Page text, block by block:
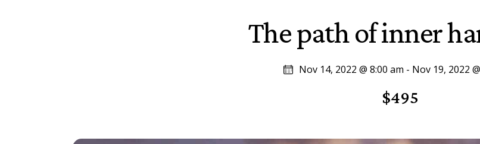
The path of inner
Nov 14, 2022 @ 8:00 am - Nov 19, 2022
$495